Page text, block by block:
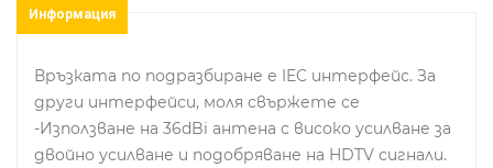
Информация
Връзката по подразбиране е IEC интерфейс. За
други интерфейси, моля свържете се
-Използване на 36dBi антена с високо усилване за
двойно усилване и подобряване на HDTV сигнали.